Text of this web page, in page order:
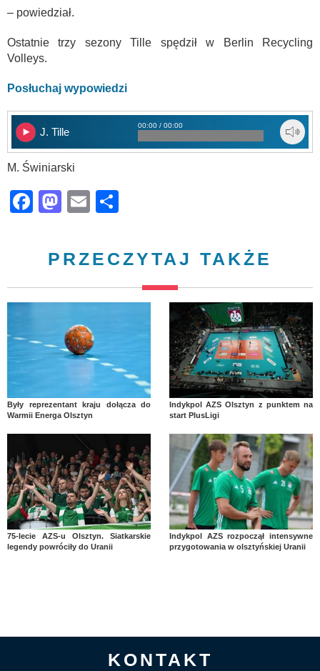
– powiedział.
Ostatnie trzy sezony Tille spędził w Berlin Recycling
Volleys.
Posłuchaj wypowiedzi
J. Tille
00:00 / 00:00
M. Świniarski
Facebook
Mastodon
Email
PRZECZYTAJ TAKŻE
Były reprezentant kraju dołącza do
Warmii Energa Olsztyn
Indykpol AZS Olsztyn z punktem na
start PlusLigi
75-lecie AZS-u Olsztyn. Siatkarskie
legendy powróciły do Uranii
Indykpol AZS rozpoczął intensywne
przygotowania w olsztyńskiej Uranii
KONTAKT